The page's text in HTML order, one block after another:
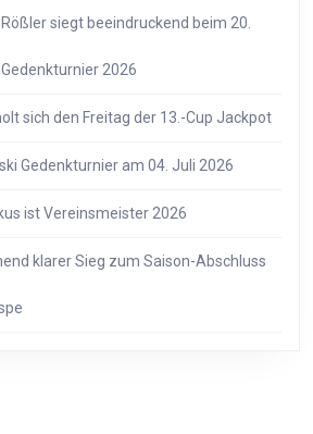
siegt beeindruckend beim 20.
2026
sich den Freitag der 13.-Cup Jackpot
Gedenkturnier am 04. Juli 2026
ist Vereinsmeister 2026
klarer Sieg zum Saison-Abschluss